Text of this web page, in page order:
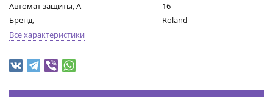
Автомат защиты, А
16
Бренд,
Roland
Все характеристики